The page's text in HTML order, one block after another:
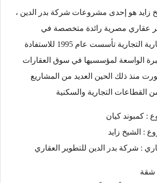
زايد هو إحدى مشروعات شركة بدر الدين ،
عقاري مصرية رائدة متخصصة في
المشروعات العقارية التجارية تأسست عام 1995 للاستفادة
الواسعة لمؤسسيها في سوق العقارات
منذ ذلك الحين العديد من المشاريع
القطاعات التجارية والسكنية
: كمبوند كيان
: الشيخ زايد
: شركة بدر الدين للتطوير العقاري
شقة